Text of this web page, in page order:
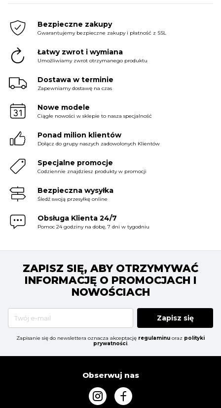
Bezpieczne zakupy
Gwarantujemy bezpieczne zakupy i płatność z SSL
Łatwy zwrot i wymiana
Umożliwiamy zwrot otrzymanego produktu
Dostawa w terminie
Zapewniamy dostawę na czas
Nowe modele
Ciągłe nowości w sklepie to nasza specjalność
Ponad milion klientów
Dołącz do grupy naszych zadowolonych Klientów
Specjalne promocje
Codziennie znajdziesz produkty w promocji
Bezpieczna wysyłka
Śledź swoją przesyłkę online
Obsługa Klienta 24/7
Pomoc 24 godziny na dobę, 7 dni w tygodniu
ZAPISZ SIĘ, ABY OTRZYMYWAĆ
INFORMACJĘ O PROMOCJACH I
NOWOŚCIACH
Zapisz się
Zapisanie się do newslettera oznacza akceptację regulaminu oraz polityki
prywatności.
Obserwuj nas